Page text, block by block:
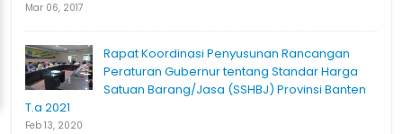
Mar 06, 2017
Rapat Koordinasi Penyusunan Rancangan
Peraturan Gubernur tentang Standar Harga
Satuan Barang/Jasa (SSHBJ) Provinsi Banten
T.a 2021
Feb 13, 2020